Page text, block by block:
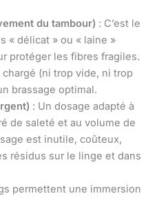
du tambour) : C’est le
« délicat » ou « laine »
protéger les fibres fragiles.
(ni trop vide, ni trop
brassage optimal.
: Un dosage adapté à
de saleté et au volume de
est inutile, coûteux,
résidus sur le linge et dans
permettent une immersion